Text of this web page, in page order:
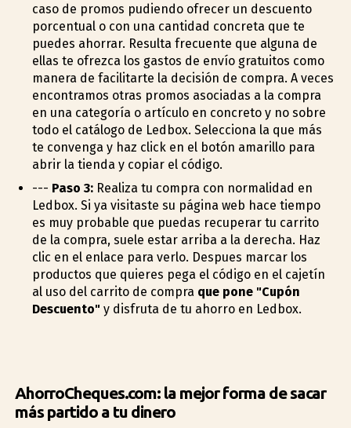
caso de promos pudiendo ofrecer un descuento
porcentual o con una cantidad concreta que te
puedes ahorrar. Resulta frecuente que alguna de
ellas te ofrezca los gastos de envío gratuitos como
manera de facilitarte la decisión de compra. A veces
encontramos otras promos asociadas a la compra
en una categoría o artículo en concreto y no sobre
todo el catálogo de Ledbox. Selecciona la que más
te convenga y haz click en el botón amarillo para
abrir la tienda y copiar el código.
--- Paso 3:Realiza tu compra con normalidad en
Ledbox. Si ya visitaste su página web hace tiempo
es muy probable que puedas recuperar tu carrito
de la compra, suele estar arriba a la derecha. Haz
clic en el enlace para verlo. Despues marcar los
productos que quieres pega el código en el cajetín
al uso del carrito de compra que pone "Cupón
Descuento"y disfruta de tu ahorro en Ledbox.
AhorroCheques.com: la mejor forma de sacar
más partido a tu dinero